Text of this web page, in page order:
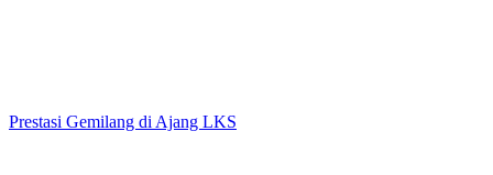
Prestasi Gemilang di Ajang LKS